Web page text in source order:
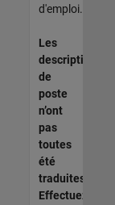
d'emploi.
Les
descriptions
de
poste
n’ont
pas
toutes
été
traduites.
Effectuez